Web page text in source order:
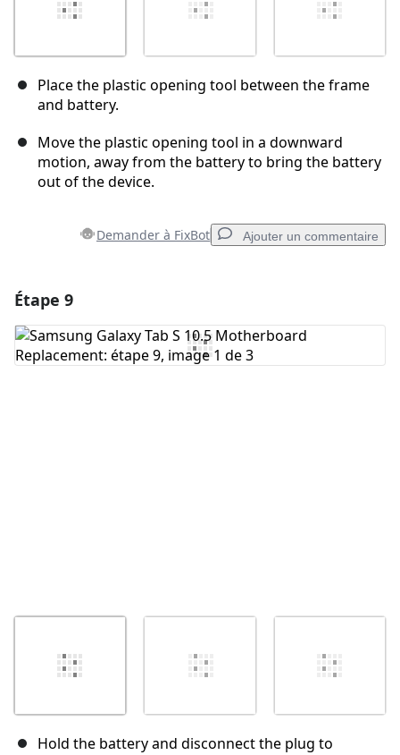
Place the plastic opening tool between the frame
and battery.
Move the plastic opening tool in a downward
motion, away from the battery to bring the battery
out of the device.
Demander à FixBot Ajouter un commentaire
Ajouter un commentaire
Étape 9
Hold the battery and disconnect the plug to